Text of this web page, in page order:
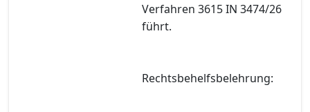
Verfahren 3615 IN 3474/26
führt.
Rechtsbehelfsbelehrung: